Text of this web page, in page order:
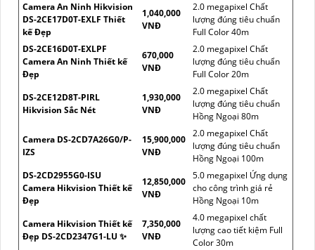
Camera An Ninh Hikvision
DS-2CE17D0T-EXLF Thiết
kế Đẹp
1,040,000
VNĐ
2.0 megapixel Chất
lượng đúng tiêu chuẩn
Full Color 40m
DS-2CE16D0T-EXLPF
Camera An Ninh Thiết kế
Đẹp
670,000
VNĐ
2.0 megapixel Chất
lượng đúng tiêu chuẩn
Full Color 20m
DS-2CE12D8T-PIRL
Hikvision Sắc Nét
1,930,000
VNĐ
2.0 megapixel Chất
lượng đúng tiêu chuẩn
Hồng Ngoại 80m
Camera DS-2CD7A26G0/P-
IZS
15,900,000
VNĐ
2.0 megapixel Chất
lượng đúng tiêu chuẩn
Hồng Ngoại 100m
DS-2CD2955G0-ISU
Camera Hikvision Thiết kế
Đẹp
12,850,000
VNĐ
5.0 megapixel Ứng dụng
cho công trình giá rẻ
Hồng Ngoại 10m
Camera Hikvision Thiết kế
Đẹp DS-2CD2347G1-LU ✨
7,350,000
VNĐ
4.0 megapixel chất
lượng cao tiết kiệm Full
Color 30m